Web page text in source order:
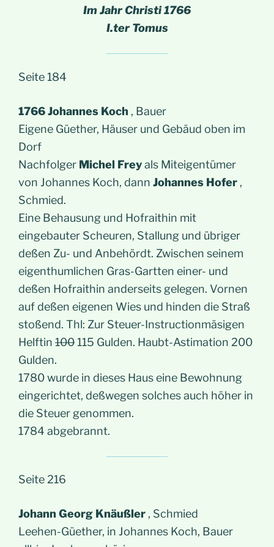
Im Jahr Christi 1766
I.ter Tomus
Seite 184
1766 Johannes Koch , Bauer
Eigene Güether, Häuser und Gebäud oben im
Dorf
Nachfolger Michel Freyals Miteigentümer
von Johannes Koch, dann Johannes Hofer ,
Schmied.
Eine Behausung und Hofraithin mit
eingebauter Scheuren, Stallung und übriger
deßen Zu- und Anbehördt. Zwischen seinem
eigenthumlichen Gras-Gartten einer- und
deßen Hofraithin anderseits gelegen. Vornen
auf deßen eigenen Wies und hinden die Straß
stoßend. Thl: Zur Steuer-Instructionmäsigen
Helftin 100 115 Gulden. Haubt-Astimation 200
Gulden.
1780 wurde in dieses Haus eine Bewohnung
eingerichtet, deßwegen solches auch höher in
die Steuer genommen.
1784 abgebrannt.
Seite 216
Johann Georg Knäußler , Schmied
Leehen-Güether, in Johannes Koch, Bauer